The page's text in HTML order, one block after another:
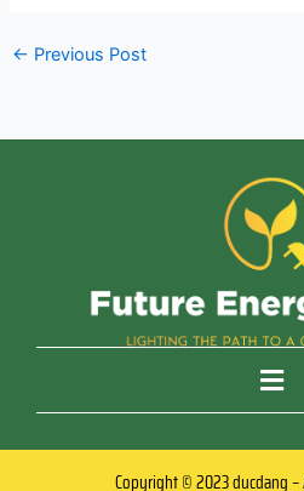
← Previous Post
Copyright © 2023 ducdang –